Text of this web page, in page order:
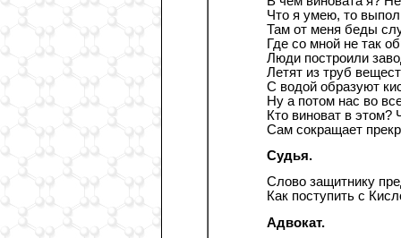
Что я умею, то
Там от меня беды
Где со мной не так
Люди построили
Летят из труб
С водой образуют
Ну а потом нас во
Кто виноват в этом?
Сам сокращает
Судья.
Слово защитнику
Как поступить с
Адвокат.